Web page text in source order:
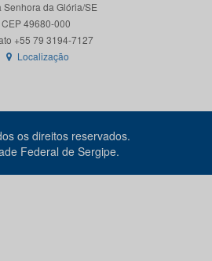
Senhora da Glória/SE
CEP 49680-000
Localização
os direitos reservados.
Federal de Sergipe.